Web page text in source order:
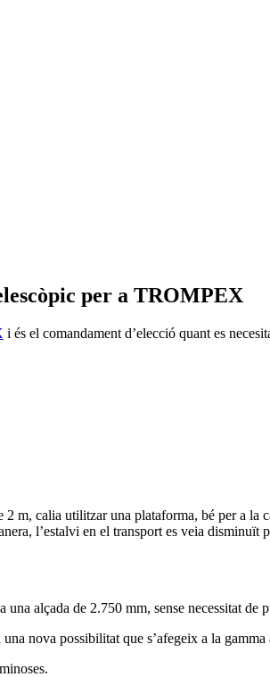
per a TROMPEX
i és el comandament d’elecció quant es
m, calia utilitzar una plataforma, bé per a
l’estalvi en el transport es veia
alçada de 2.750 mm, sense necessitat
nova possibilitat que s’afegeix a la gamma